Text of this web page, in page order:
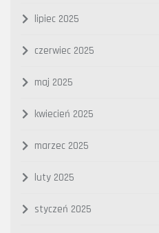
lipiec 2025
czerwiec 2025
maj 2025
kwiecień 2025
marzec 2025
luty 2025
styczeń 2025